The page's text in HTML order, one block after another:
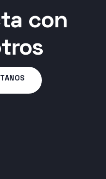
con